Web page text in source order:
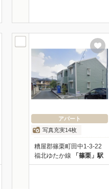
アパート
写真充実14枚
糟屋郡篠栗町田中1-3-22
福北ゆたか線 「篠栗」駅